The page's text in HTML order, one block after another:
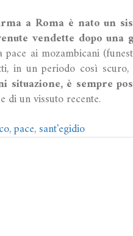
a Roma è nato un
vendette dopo una
ai mozambicani
in un periodo così
situazione, è sempre
di un vissuto recente.
,pace,sant'egidio